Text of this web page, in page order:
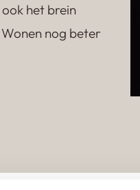
het brein
nog beter